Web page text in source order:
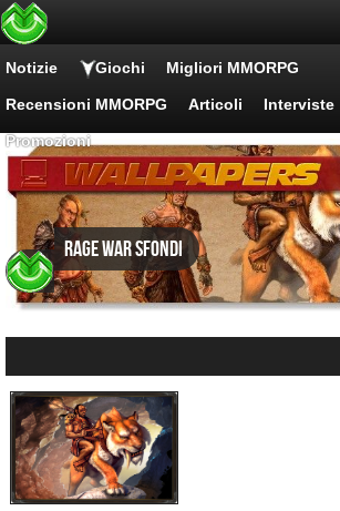
Notizie Giochi Migliori MMORPG
Recensioni MMORPG Articoli Interviste
Promozioni
Rage War Sfondi